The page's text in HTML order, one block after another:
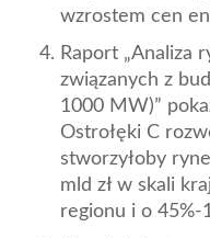
wzrostem cen
Raport „Analiza
związanych z
1000 MW)”
Ostrołęki C
stworzyłoby
mld zł w skali
regionu i o 45%-